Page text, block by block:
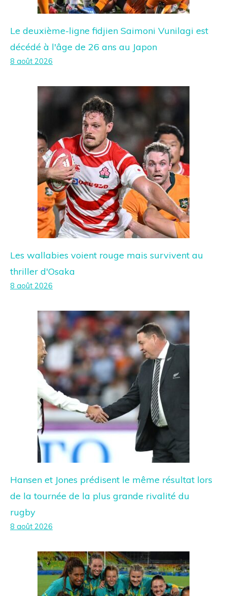
Le deuxième-ligne fidjien Saimoni Vunilagi est
décédé à l'âge de 26 ans au Japon
8 août 2026
Les wallabies voient rouge mais survivent au
thriller d'Osaka
8 août 2026
Hansen et Jones prédisent le même résultat lors
de la tournée de la plus grande rivalité du
rugby
8 août 2026